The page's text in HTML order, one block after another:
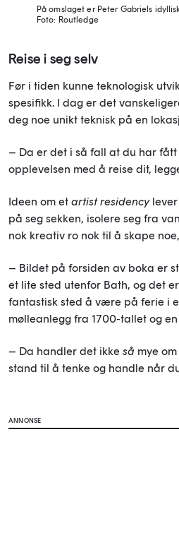
På omslaget er Peter Gabriels
Foto: Routledge
Reise i seg selv
Før i tiden kunne teknologisk
spesifikk. I dag er det
deg noe unikt teknisk på en
– Da er det i så fall at du har
opplevelsen med å reise dit,
Ideen om et artist residencylever
på seg sekken, isolere seg fra
nok kreativ ro nok til å skape
– Bildet på forsiden av boka er
et lite sted utenfor Bath, og det
fantastisk sted å være på ferie i
mølleanlegg fra 1700-tallet og
– Da handler det ikke så mye
stand til å tenke og handle når
ANNONSE